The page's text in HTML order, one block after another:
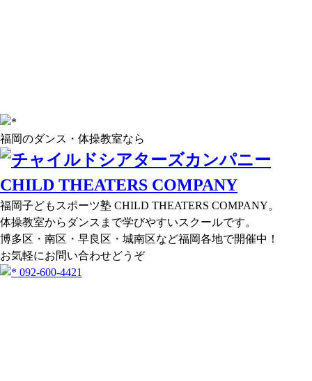
福岡のダンス・体操教室なら
福岡子どもスポーツ塾 CHILD THEATERS COMPANY。
体操教室からダンスまで学びやすいスクールです。
博多区・南区・早良区・城南区など福岡各地で開催中！
お気軽にお問い合わせどうぞ
092-600-4421